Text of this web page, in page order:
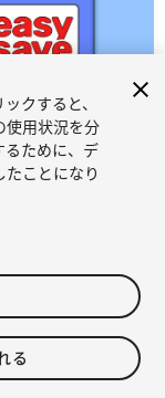
クすると、
使用状況を分
るために、デ
ことになり
る